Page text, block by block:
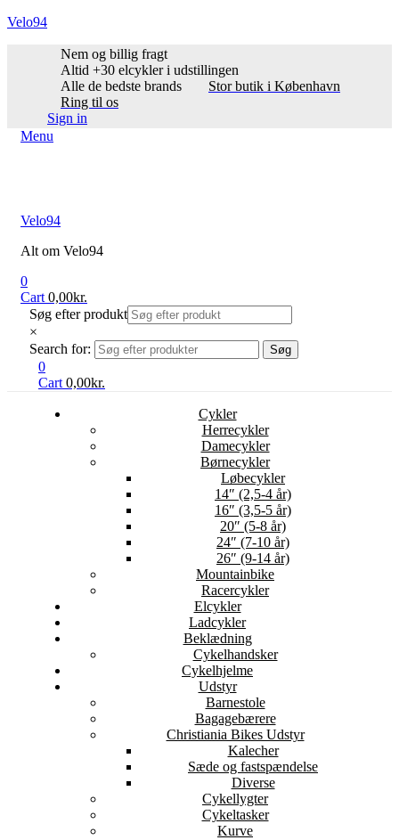
Velo94
Nem og billig fragt
Altid +30 elcykler i udstillingen
Alle de bedste brands
Stor butik i København
Ring til os
Sign in
Menu
Velo94
Alt om Velo94
0
Cart 0,00kr.
Søg efter produkt
×
Search for:
Søg
0
Cart 0,00kr.
Cykler
Herrecykler
Damecykler
Børnecykler
Løbecykler
14″ (2,5-4 år)
16″ (3,5-5 år)
20″ (5-8 år)
24″ (7-10 år)
26″ (9-14 år)
Mountainbike
Racercykler
Elcykler
Ladcykler
Beklædning
Cykelhandsker
Cykelhjelme
Udstyr
Barnestole
Bagagebærere
Christiania Bikes Udstyr
Kalecher
Sæde og fastspændelse
Diverse
Cykellygter
Cykeltasker
Kurve